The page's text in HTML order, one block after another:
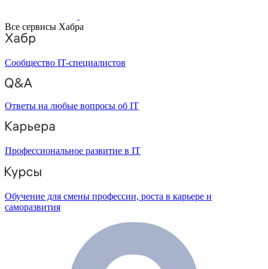
Все сервисы Хабра
Сообщество IT-специалистов
Ответы на любые вопросы об IT
Профессиональное развитие в IT
Обучение для смены профессии, роста в карьере и
саморазвития